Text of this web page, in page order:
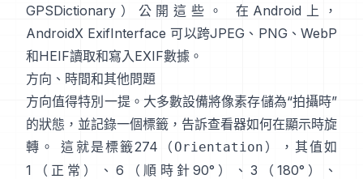
GPSDictionary ）公開這些。 在Android上，
AndroidX ExifInterface 可以跨JPEG、PNG、WebP
和HEIF讀取和寫入EXIF數據。
方向、時間和其他問題
方向值得特別一提。大多數設備將像素存儲為“拍攝時”
的狀態，並記錄一個標籤，告訴查看器如何在顯示時旋
轉。 這就是標籤274（ Orientation ），其值如
1（正常）、6（順時針90°）、3（180°）、